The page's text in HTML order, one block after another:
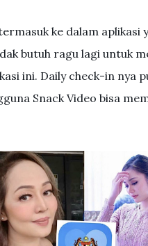
ke dalam aplikasi
butuh ragu lagi untuk
ini. Daily check-in nya
Snack Video bisa